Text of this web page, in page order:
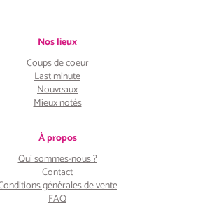
Nos lieux
Coups de coeur
Last minute
Nouveaux
Mieux notés
À propos
Qui sommes-nous ?
Contact
générales de vente
FAQ